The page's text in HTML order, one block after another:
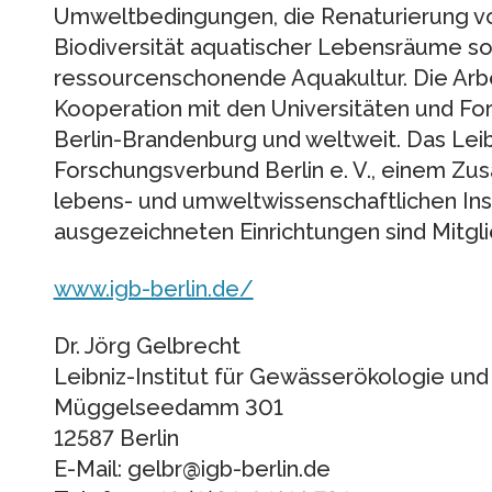
Umweltbedingungen, die Renaturierung
Biodiversität aquatischer Lebensräume
ressourcenschonende Aquakultur. Die
Kooperation mit den Universitäten und
Berlin-Brandenburg und weltweit. Das
Forschungsverbund Berlin e. V., einem
lebens- und umweltwissenschaftlichen
ausgezeichneten Einrichtungen sind
www.igb-berlin.de/
Dr. Jörg Gelbrecht
Leibniz-Institut für Gewässerökologie und
Müggelseedamm 301
12587 Berlin
E-Mail: gelbr@igb-berlin.de